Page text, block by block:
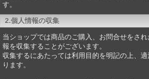
す。
2.個人情報の収集
当ショップでは商品のご購入、お問合せをさ
報を収集することがございます。
収集するにあたっては利用目的を明記の上、
ります。